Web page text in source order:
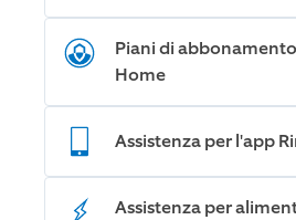
Piani di
Home
Assistenza per l'app
Assistenza per